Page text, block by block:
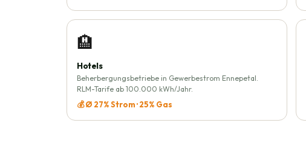
🏨
Hotels
Beherbergungsbetriebe in Gewerbestrom Ennepetal.
RLM-Tarife ab 100.000 kWh/Jahr.
💰 Ø 27% Strom · 25% Gas